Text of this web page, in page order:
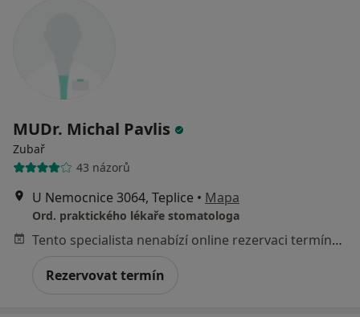
MUDr. Michal Pavlis
Zubař
43 názorů
U Nemocnice 3064, Teplice • Mapa
Ord. praktického lékaře stomatologa
Tento specialista nenabízí online rezervaci termínu na této adrese.
Rezervovat termín